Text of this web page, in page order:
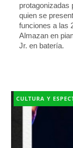
protagonizadas
quien se
funciones a las
Almazan en
Jr. en batería.
CULTURA Y